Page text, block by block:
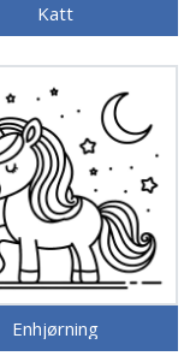
Katt
Enhjørning